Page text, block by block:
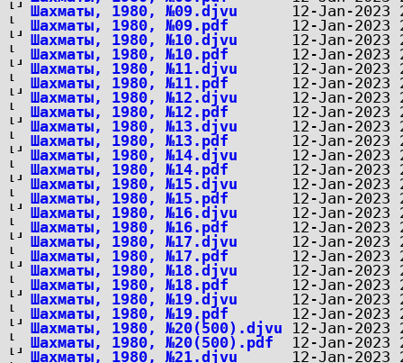
Шахматы, 1980, №09.djvu
Шахматы, 1980, №09.pdf
Шахматы, 1980, №10.djvu
Шахматы, 1980, №10.pdf
Шахматы, 1980, №11.djvu
Шахматы, 1980, №11.pdf
Шахматы, 1980, №12.djvu
Шахматы, 1980, №12.pdf
Шахматы, 1980, №13.djvu
Шахматы, 1980, №13.pdf
Шахматы, 1980, №14.djvu
Шахматы, 1980, №14.pdf
Шахматы, 1980, №15.djvu
Шахматы, 1980, №15.pdf
Шахматы, 1980, №16.djvu
Шахматы, 1980, №16.pdf
Шахматы, 1980, №17.djvu
Шахматы, 1980, №17.pdf
Шахматы, 1980, №18.djvu
Шахматы, 1980, №18.pdf
Шахматы, 1980, №19.djvu
Шахматы, 1980, №19.pdf
Шахматы, 1980, №20(500).djvu
Шахматы, 1980, №20(500).pdf
Шахматы, 1980, №21.djvu